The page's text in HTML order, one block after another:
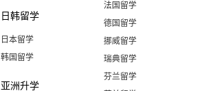
日韩留学
日本留学
韩国留学
亚洲升学
法国留学
德国留学
挪威留学
瑞典留学
芬兰留学